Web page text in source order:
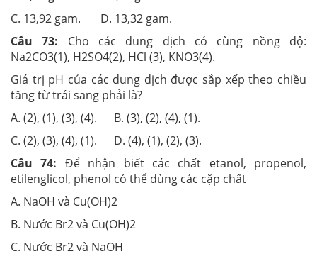
C. 13,92 gam. D. 13,32 gam.
Câu 73: Cho các dung dịch có cùng nồng độ:
Na2CO3(1), H2SO4(2), HCl (3), KNO3(4).
Giá trị pH của các dung dịch được sắp xếp theo chiều
tăng từ trái sang phải là?
A. (2), (1), (3), (4). B. (3), (2), (4), (1).
C. (2), (3), (4), (1). D. (4), (1), (2), (3).
Câu 74: Để nhận biết các chất etanol, propenol,
etilenglicol, phenol có thể dùng các cặp chất
A. NaOH và Cu(OH)2
B. Nước Br2 và Cu(OH)2
C. Nước Br2 và NaOH